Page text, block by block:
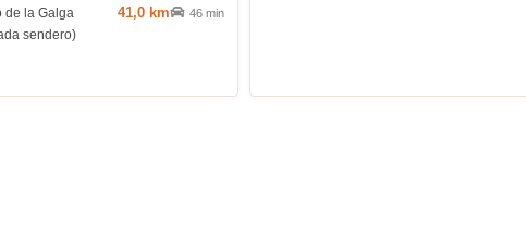
de la Galga
sendero)
41,0 km 46 min